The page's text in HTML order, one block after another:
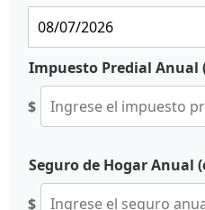
Impuesto Predial Anual
$
Seguro de Hogar Anual
$